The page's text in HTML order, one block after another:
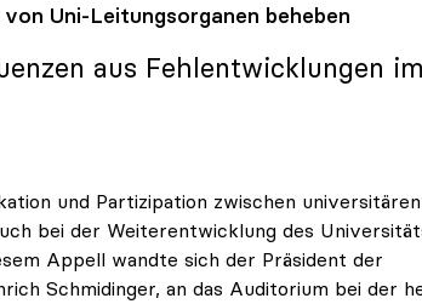
Uni-Leitungsorganen beheben
aus Fehlentwicklungen
und Partizipation zwischen universitären
bei der Weiterentwicklung des
Appell wandte sich der Präsident der
Schmidinger, an das Auditorium bei der